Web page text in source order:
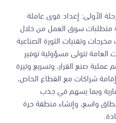
الأولى: إعداد قوى عاملة
متطلبات سوق العمل من خلال
وتقنيات الثورة الصناعية
العامة تتولى مسؤولية توفير
عملية صنع القرار، وتسريع وتيرة
شراكات مع القطاع الخاص،
وبما يسهم في جذب
واسع، وإنشاء منطقة حرة